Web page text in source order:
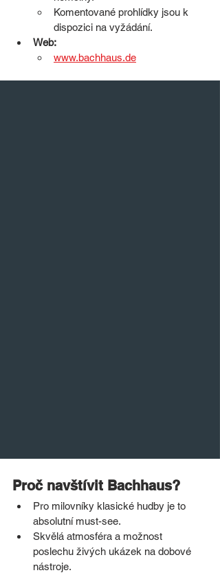
Komentované prohlídky jsou k
dispozici na vyžádání.
Web:
www.bachhaus.de
Proč navštívit Bachhaus?
Pro milovníky klasické hudby je to
absolutní must-see.
Skvělá atmosféra a možnost
poslechu živých ukázek na dobové
nástroje.